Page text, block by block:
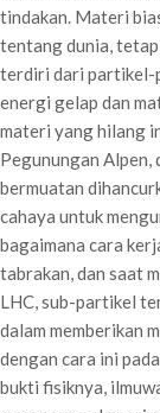
tindakan. Materi
tentang dunia,
terdiri dari partikel-
energi gelap dan
materi yang hilang
Pegunungan Alpen,
bermuatan
cahaya untuk
bagaimana cara
tabrakan, dan saat
LHC, sub-partikel
dalam memberikan
dengan cara ini
bukti fisiknya,